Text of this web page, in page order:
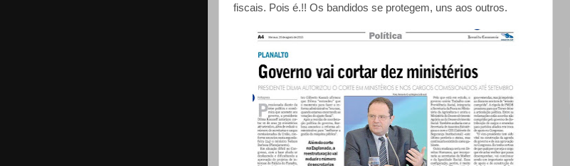
fiscais. Pois é.!! Os bandidos se protegem, uns aos outros.